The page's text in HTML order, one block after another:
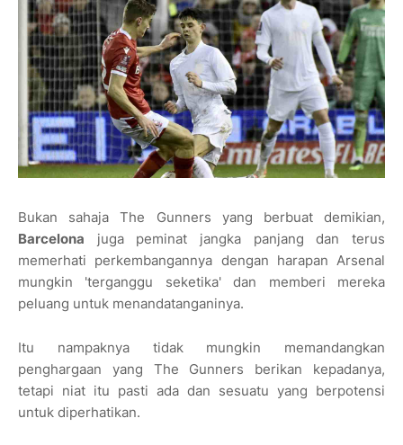
Bukan sahaja The Gunners yang berbuat demikian,
Barcelona juga peminat jangka panjang dan terus
memerhati perkembangannya dengan harapan Arsenal
mungkin 'terganggu seketika' dan memberi mereka
peluang untuk menandatanganinya.
Itu nampaknya tidak mungkin memandangkan
penghargaan yang The Gunners berikan kepadanya,
tetapi niat itu pasti ada dan sesuatu yang berpotensi
untuk diperhatikan.